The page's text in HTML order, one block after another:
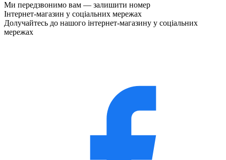
Ми передзвонимо вам — залишити номер
Інтернет-магазин у соціальних мережах
Долучайтесь до нашого інтернет-магазину у соціальних
мережах